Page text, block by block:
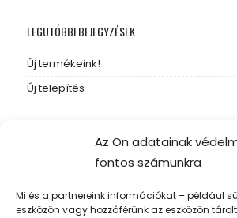
Az Ön adatainak
fontos számunkra
Mi és a partnereink információkat – például
eszközön vagy hozzáférünk az eszközön
LEGUTÓBBI BEJEGYZÉSEK
Új termékeink!
Új telepítés
Akác-Kont Kft© All rights